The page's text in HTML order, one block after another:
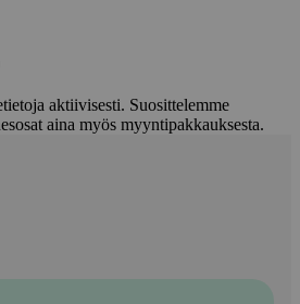
aktiivisesti. Suosittelemme
aina myös myyntipakkauksesta.